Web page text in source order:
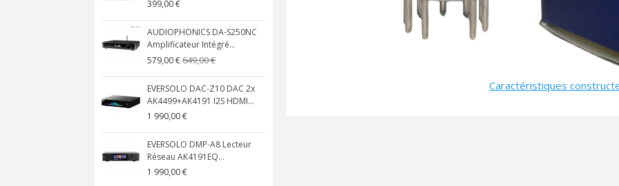
399,00 €
AUDIOPHONICS DA-S250NC
Amplificateur Intégré...
579,00 €649,00 €
EVERSOLO DAC-Z10 DAC 2x
AK4499+AK4191 I2S HDMI...
1 990,00 €
EVERSOLO DMP-A8 Lecteur
Réseau AK4191EQ...
1 990,00 €
DAN CLARK AUDIO AEON 2
Caractéristiques